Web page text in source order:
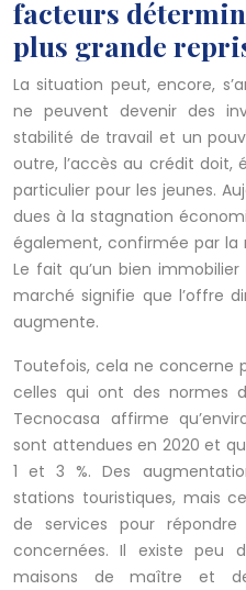
facteurs
plus grande
La situation peut, encore,
ne peuvent devenir des
stabilité de travail et un
outre, l’accès au crédit doit,
particulier pour les jeunes.
dues à la stagnation
également, confirmée par
Le fait qu’un bien
marché signifie que l’offre
augmente.
Toutefois, cela ne concerne
celles qui ont des normes
Tecnocasa affirme
sont attendues en 2020 et
1 et 3 %. Des
stations touristiques, mais
de services pour
concernées. Il existe peu
maisons de maître et